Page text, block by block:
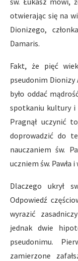
otwierając się na
Dionizego,
Damaris.
Fakt, że pięć
pseudonim
było oddać
spotkaniu kultury i
Pragnął uczynić
doprowadzić do
nauczaniem św.
uczniem św. Pawła
Dlaczego ukrył
Odpowiedź
wyrazić
jednak dwie
pseudonimu.
zamierzone